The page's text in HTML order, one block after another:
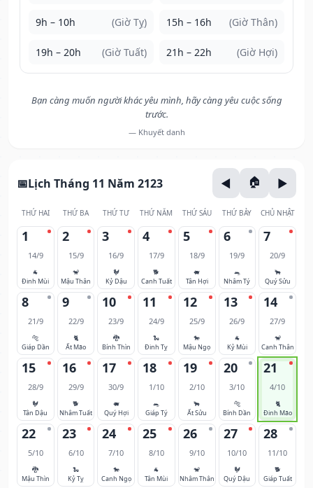
9h – 10h (Giờ Tỵ) 15h – 16h (Giờ Thân)
19h – 20h (Giờ Tuất) 21h – 22h (Giờ Hợi)
Bạn càng muốn người khác yêu mình, hãy càng yêu cuộc sống
trước.
— Khuyết danh
Lịch Tháng 11 Năm 2123
THỨ HAI THỨ BA THỨ TƯ THỨ NĂM THỨ SÁU THỨ BẢY CHỦ NHẬT
1
14/9
🐐
Đinh Mùi
2
15/9
🐒
Mậu Thân
3
16/9
🐓
Kỷ Dậu
4
17/9
🐕
Canh Tuất
5
18/9
🐖
Tân Hợi
6
19/9
🐀
Nhâm Tý
7
20/9
🐂
Quý Sửu
8
21/9
🐅
Giáp Dần
9
22/9
🐈
Ất Mão
10
23/9
🐉
Bính Thìn
11
24/9
🐍
Đinh Tỵ
12
25/9
🐎
Mậu Ngọ
13
26/9
🐐
Kỷ Mùi
14
27/9
🐒
Canh Thân
15
28/9
🐓
Tân Dậu
16
29/9
🐕
Nhâm Tuất
17
30/9
🐖
Quý Hợi
18
1/10
🐀
Giáp Tý
19
2/10
🐂
Ất Sửu
20
3/10
🐅
Bính Dần
21
4/10
🐈
Đinh Mão
22
5/10
🐉
Mậu Thìn
23
6/10
🐍
Kỷ Tỵ
24
7/10
🐎
Canh Ngọ
25
8/10
🐐
Tân Mùi
26
9/10
🐒
Nhâm Thân
27
10/10
🐓
Quý Dậu
28
11/10
🐕
Giáp Tuất